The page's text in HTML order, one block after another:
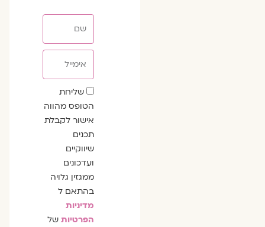
שדה
הסכמה
שליחת
הטופס מהווה
אישור לקבלת
תכנים
שיווקיים
ועדכונים
ממגזין גלויה
בהתאם ל
מדיניות
הפרטיותשל